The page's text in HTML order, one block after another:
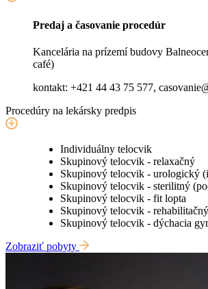
Predaj a časovanie procedúr
Kancelária na prízemí budovy
café)
kontakt: +421 44 43 75 577,
Procedúry na lekársky predpis
Individuálny telocvik
Skupinový telocvik - relaxačný
Skupinový telocvik - urologický
Skupinový telocvik - sterilitný
Skupinový telocvik - fit lopta
Skupinový telocvik - rehabilitačný
Skupinový telocvik - dýchacia
Zobraziť pobyty